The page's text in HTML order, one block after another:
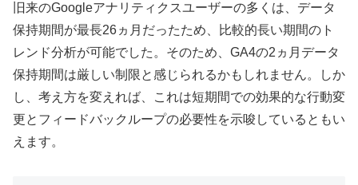
旧来のGoogleアナリティクスユーザーの多くは、データ
保持期間が最長26ヵ月だったため、比較的長い期間のト
レンド分析が可能でした。そのため、GA4の2ヵ月データ
保持期間は厳しい制限と感じられるかもしれません。しか
し、考え方を変えれば、これは短期間での効果的な行動変
更とフィードバックループの必要性を示唆しているともい
えます。